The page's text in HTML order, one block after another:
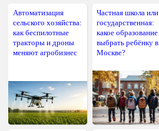
Автоматизация
сельского хозяйства:
как беспилотные
тракторы и дроны
меняют агробизнес
Частная школа или
государственная:
какое образование
выбрать ребёнку в
Москве?